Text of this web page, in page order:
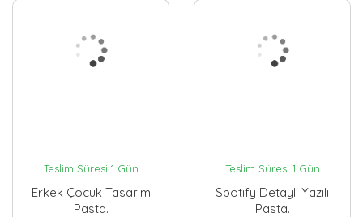
Teslim Süresi 1 Gün
Erkek Çocuk Tasarım
Pasta.
Teslim Süresi 1 Gün
Spotify Detaylı Yazılı
Pasta.